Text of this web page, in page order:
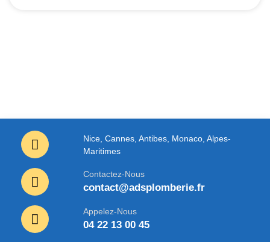
Nice, Cannes, Antibes, Monaco, Alpes-
Maritimes
Contactez-Nous
contact@adsplomberie.fr
Appelez-Nous
04 22 13 00 45